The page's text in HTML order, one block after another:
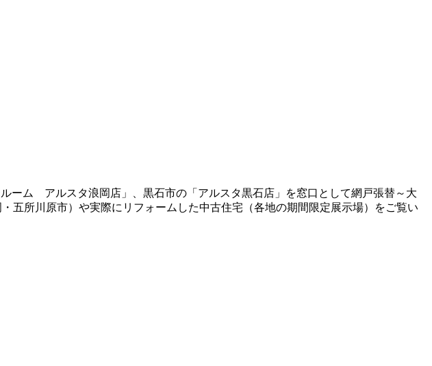
ーム アルスタ浪岡店」、黒石市の「アルスタ黒石店」を窓口として網戸張替～大
五所川原市）や実際にリフォームした中古住宅（各地の期間限定展示場）をご覧い